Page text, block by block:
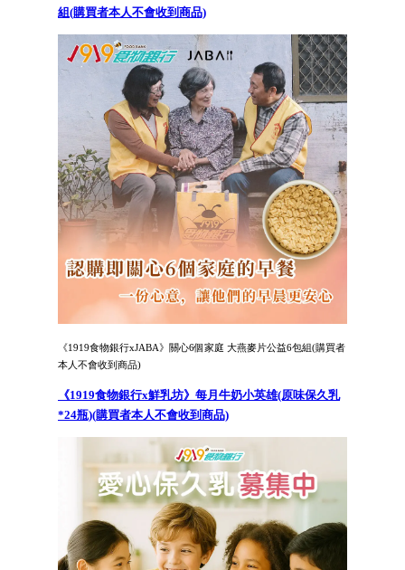
組(購買者本人不會收到商品)
《1919食物銀行xJABA》關心6個家庭 大燕麥片公益6包組(購買者
本人不會收到商品)
《1919食物銀行x鮮乳坊》每月牛奶小英雄(原味保久乳
*24瓶)(購買者本人不會收到商品)